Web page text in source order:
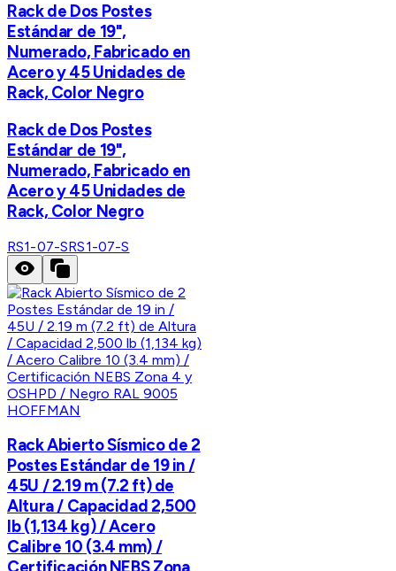
Rack de Dos Postes
Estándar de 19",
Numerado, Fabricado en
Acero y 45 Unidades de
Rack, Color Negro
Rack de Dos Postes
Estándar de 19",
Numerado, Fabricado en
Acero y 45 Unidades de
Rack, Color Negro
RS1-07-SRS1-07-S
HOFFMAN
Rack Abierto Sísmico de 2
Postes Estándar de 19 in /
45U / 2.19 m (7.2 ft) de
Altura / Capacidad 2,500
lb (1,134 kg) / Acero
Calibre 10 (3.4 mm) /